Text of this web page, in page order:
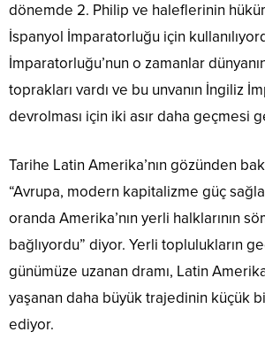
dönemde 2. Philip ve haleflerinin
İspanyol İmparatorluğu için
İmparatorluğu’nun o zamanlar
toprakları vardı ve bu unvanın İngiliz
devrolması için iki asır daha geçmesi
Tarihe Latin Amerika’nın gözünden
“Avrupa, modern kapitalizme güç
oranda Amerika’nın yerli halklarının
bağlıyordu” diyor. Yerli toplulukların
günümüze uzanan dramı, Latin
yaşanan daha büyük trajedinin küçük
ediyor.